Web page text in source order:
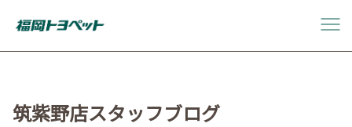
筑紫野店スタッフブログ